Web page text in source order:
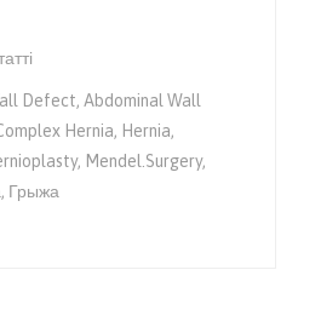
Defect,Abdominal Wall
Hernia, Hernia,
, Mendel.surgery,
, Грыжа